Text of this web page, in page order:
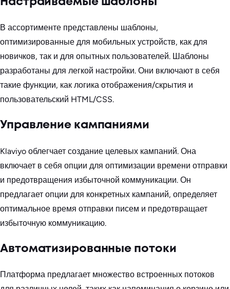
В ассортименте представлены шаблоны,
оптимизированные для мобильных устройств, как для
новичков, так и для опытных пользователей. Шаблоны
разработаны для легкой настройки. Они включают в себя
такие функции, как логика отображения/скрытия и
пользовательский HTML/CSS.
Управление кампаниями
Klaviyo облегчает создание целевых кампаний. Она
включает в себя опции для оптимизации времени отправки
и предотвращения избыточной коммуникации. Он
предлагает опции для конкретных кампаний, определяет
оптимальное время отправки писем и предотвращает
избыточную коммуникацию.
Автоматизированные потоки
Платформа предлагает множество встроенных потоков